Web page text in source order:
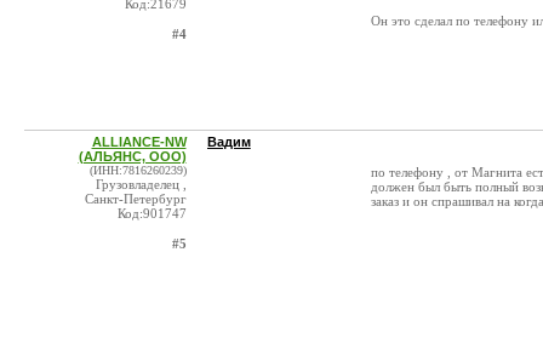
Код:21679
#4
Он это сделал по телефону
ALLIANCE-NW
(АЛЬЯНС, ООО)
(ИНН:7816260239)
Грузовладелец ,
Санкт-Петербург
Код:901747
#5
Вадим
по телефону , от Магнита
должен был быть полный
заказ и он спрашивал на